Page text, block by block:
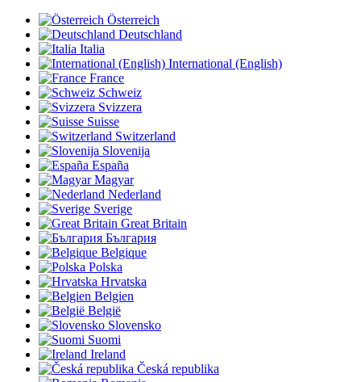
Österreich
Deutschland
Italia
International (English)
France
Schweiz
Svizzera
Suisse
Switzerland
Slovenija
España
Magyar
Nederland
Sverige
Great Britain
България
Belgique
Polska
Hrvatska
Belgien
België
Slovensko
Suomi
Ireland
Česká republika